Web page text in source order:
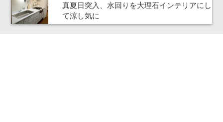
真夏日突入、水回りを大理石インテリアにし
て涼し気に